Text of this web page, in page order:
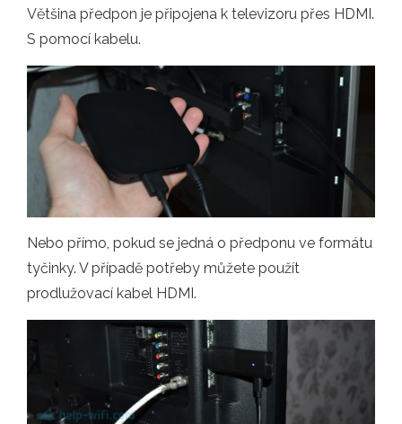
Většina předpon je připojena k televizoru přes HDMI.
S pomocí kabelu.
Nebo přímo, pokud se jedná o předponu ve formátu
tyčinky. V případě potřeby můžete použít
prodlužovací kabel HDMI.